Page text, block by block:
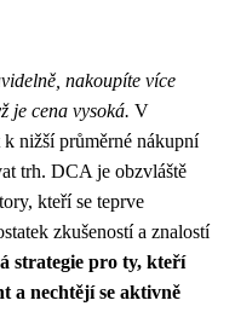
nakoupíte více
je cena vysoká. V
nižší průměrné nákupní
trh. DCA je obzvláště
kteří se teprve
zkušeností a znalostí
strategie pro ty, kteří
a nechtějí se aktivně